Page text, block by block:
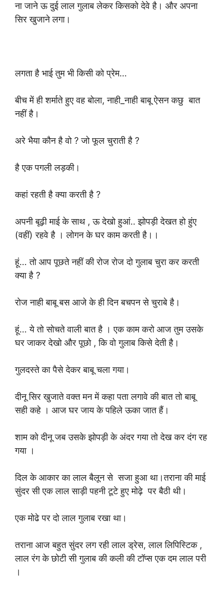
ना जाने ऊ दुई लाल गुलाब लेकर किसको देवे है। और अपना
सिर खुजाने लगा।
लगता है भाई तुम भी किसी को प्रेम…
बीच में ही शर्माते हुए वह बोला, नाही_नाही बाबू ऐसन कछु बात
नहीं है।
अरे भैया कौन है वो ? जो फूल चुराती है ?
है एक पगली लड़की।
कहां रहती है क्या करती है ?
अपनी बूढ़ी माई के साथ , ऊ देखो हुआं.. झोपड़ी देखत हो हुंए
(वहीं) रहवे है । लोगन के घर काम करती है।।
हूं… तो आप पूछते नहीं की रोज रोज दो गुलाब चुरा कर करती
क्या है ?
रोज नाही बाबू बस आजे के ही दिन बचपन से चुराबे है।
हूं… ये तो सोचते वाली बात है । एक काम करो आज तुम उसके
घर जाकर देखो और पूछो , कि वो गुलाब किसे देती है।
गुलदस्ते का पैसे देकर बाबू चला गया।
दीनू सिर खुजाते वक्त मन में कहा पता लगावे की बात तो बाबू
सही कहे । आज घर जाय के पहिले ऊका जात हैं।
शाम को दीनू जब उसके झोपड़ी के अंदर गया तो देख कर दंग रह
गया ।
दिल के आकार का लाल बैलून से सजा हुआ था।तराना की माई
सुंदर सी एक लाल साड़ी पहनी टूटे हुए मोढ़े पर बैठी थी।
एक मोढे पर दो लाल गुलाब रखा था।
तराना आज बहुत सुंदर लग रही लाल ड्रेस, लाल लिपिस्टिक ,
लाल रंग के छोटी सी गुलाब की कली की टॉप्स एक दम लाल परी
।